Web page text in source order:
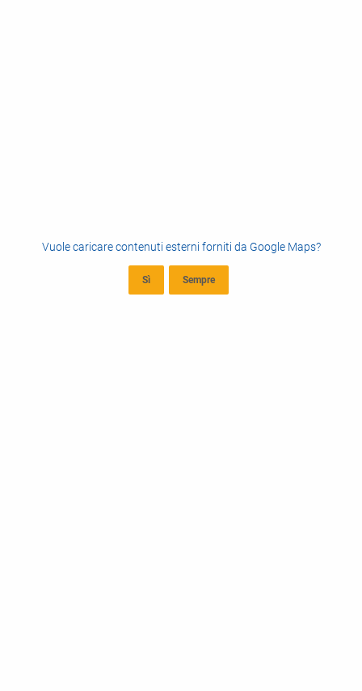
Vuole caricare contenuti esterni forniti da Google Maps?
Sì Sempre